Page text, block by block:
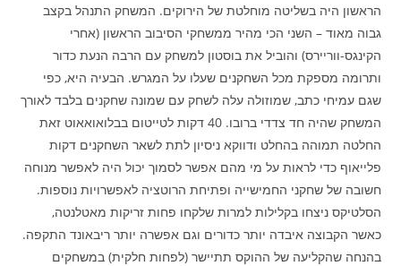
הראשון היה בשליטה מוחלטת של הירוקים. המשחק התנהל בקצב
גבוה מאוד – השני הכי מהיר ממשחקי הסיבוב הראשון (אחרי
הקינגס-ווריירס) והוביל את בוסטון למשחק עם הרבה הנעת כדור
ותרומה מספקת מכל השחקנים שעלו על המגרש. הבעיה היא, כפי
שגם עמיחי כתב, שמוזולה עלה לשחק עם שמונה שחקנים בלבד לאורך
המשחק שהיה חד צדדי ברובו. 40 דקות לטייטום בבלואואאוט זאת
החלטה תמוהה בהחלט ודווקא ניסיון לתת לשאר השחקנים דקות
פלייאוף כדי לראות על מי מהם אפשר לסמוך יכול היה לאפשר מנוחה
חשובה של שחקני החמישייה ופתיחת הרוטציה לאפשרויות נוספות.
הסלטיקס ניצחו בקלילות למרות שלקחו פחות זריקות מאטלנטה,
כאשר הקבוצה איבדה יותר כדורים וגם אפשרה יותר ריבאונד התקפה.
בהנחה שהקליעה של ההוקס תתיישר (לפחות חלקית) במשחקים